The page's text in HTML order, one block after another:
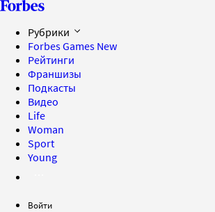
Рубрики
Forbes Games New
Рейтинги
Франшизы
Подкасты
Видео
Life
Woman
Sport
Young
Войти